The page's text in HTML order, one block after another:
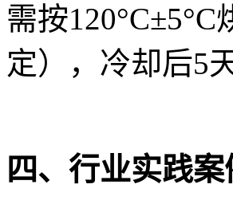
需按
定），冷却后5
四、行业实践